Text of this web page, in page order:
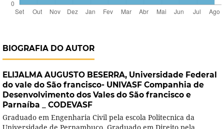
BIOGRAFIA DO AUTOR
ELIJALMA AUGUSTO BESERRA, Universidade Federal
do vale do São francisco- UNIVASF Companhia de
Desenvolvimento dos Vales do São francisco e
Parnaíba _ CODEVASF
Graduado em Engenharia Civil pela escola Politecnica da